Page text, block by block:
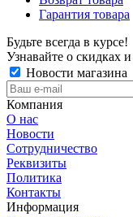
Гарантия товара
Будьте всегда в курсе!
Узнавайте о скидках
Новости магазина
Компания
О нас
Новости
Сотрудничество
Реквизиты
Политика
Контакты
Информация